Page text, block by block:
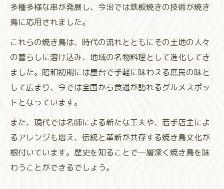
多種多様な串が発展し、今治では鉄板焼きの技術が焼き
鳥に応用されました。
これらの焼き鳥は、時代の流れとともにその土地の人々
の暮らしに溶け込み、地域の名物料理として進化してき
ました。昭和初期には屋台で手軽に味わえる庶民の味と
して広まり、今では全国から食通が訪れるグルメスポッ
トとなっています。
また、現代では名師による新たな工夫や、若手店主によ
るアレンジも増え、伝統と革新が共存する焼き鳥文化が
根付いています。歴史を知ることで一層深く焼き鳥を味
わうことができるでしょう。